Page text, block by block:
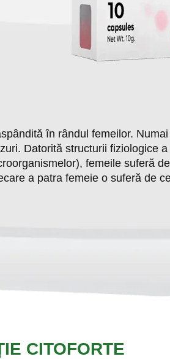
în rândul femeilor.
Datorită structurii fiziologice
femeile suferă
a patra femeie o suferă de
CITOFORTE